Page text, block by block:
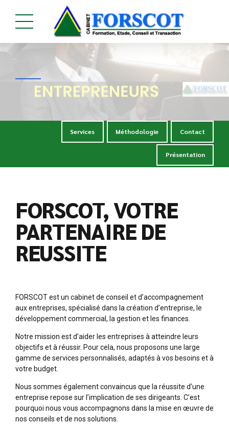
Contact
Méthodologie
Services
Présentation
FORSCOT, VOTRE
PARTENAIRE DE
REUSSITE
FORSCOT est un cabinet de conseil et d’accompagnement
aux entreprises, spécialisé dans la création d’entreprise, le
développement commercial, la gestion et les finances.
Notre mission est d’aider les entreprises à atteindre leurs
objectifs et à réussir. Pour cela, nous proposons une large
gamme de services personnalisés, adaptés à vos besoins et à
votre budget.
Nous sommes également convaincus que la réussite d’une
entreprise repose sur l’implication de ses dirigeants. C’est
pourquoi nous vous accompagnons dans la mise en œuvre de
nos conseils et de nos solutions.